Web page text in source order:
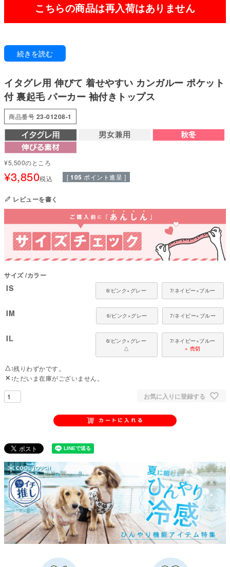
こちらの商品は再入荷はありません
とことん動きやすく着せやすさにこだわったパーカーを。
外側はつるっとした肌触りで、内側は裏起毛になっているパーカーは、お散
歩時に枯れ葉を連れて帰ってくる事もなく快適にお散歩ができる前足ありの
Hotなピンクはキュートさを、Coolなネイビーはかっこよさを演出してくれ
ます。
肌に触れる内側は裏起毛であたたかく、外側はツルッとした肌触りで秋～春
先まで葉っぱを連れて帰ってくることもなくあたたかくお散歩が楽しめま
す。
ぽっちゃり体型でもしっかりフィット。
な着心地で、動きやすさも十分に保っています。
KARUISH素材とは
熱を閉じ込めて保温し、滑らかな肌触りを実現した軽量で肉厚な保温ニット
素材です。
寒い日のお散歩時に、防寒着との重ね着にもおススメです。
東レが開発した「KARUISH」は、耐摩耗性に優れたフィラメントと起毛糸
を裏面に接結し、特殊な編み組織で表面から見えない構造になっています。
これにより、従来のスパン素材や起毛素材より、格段に耐摩耗性が向上しま
した。
さらに、2層構造にすることで素材のボリューム感も増し、優れた保温性と
●本体：KARUISHI(ナイロン58%・ポリエステル37%・ポリウレタン5%)
●厚さ(5段階)：3
●お洗濯について：手洗い又は、洗濯ネットを使用。アイロンは、当て布を
して中温。 ファスナー・ボタン・面テープがある商品は、しっかり止めた状
態で洗濯をしてください
心地をお楽しみください。
続きを読む
イタグレ用 伸びて 着せやすい カンガルー ポケット
付 裏起毛 パーカー 袖付きトップス
商品番号 23-01208-1
¥5,500のところ
¥3,850税込 [ 105 ポイント進呈 ]
レビューを書く
サイズ カラー
IS 6/ピンク×グレー 7/ネイビー×ブルー
IM 6/ピンク×グレー 7/ネイビー×ブルー
IL
6/ピンク×グレー
△
7/ネイビー×ブルー
× 売切
△ 残りわずかです。
✕ ただいま在庫がございません。
お気に入りに登録する